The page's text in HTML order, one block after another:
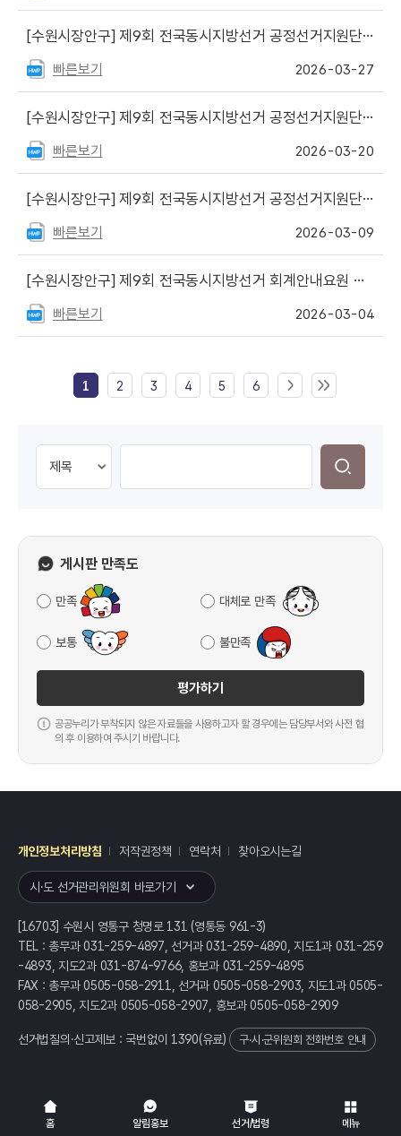
홈 알림홍보 선거/법령 메뉴
[수원시장안구] 제9회 전국동시지방선거 공정선거지원단(선거) 최종합격자 게시
빠른보기 2026-03-27
[수원시장안구] 제9회 전국동시지방선거 공정선거지원단(선거) 서류심사 합격자 명단 게시
빠른보기 2026-03-20
[수원시장안구] 제9회 전국동시지방선거 공정선거지원단 모집
빠른보기 2026-03-09
[수원시장안구] 제9회 전국동시지방선거 회계안내요원 최종 합격자 명단 게시
빠른보기 2026-03-04
1 2 3 4 5 6
게시판 만족도
만족 대체로 만족
보통 불만족
평가하기
공공누리가 부착되지 않은 자료들을 사용하고자 할 경우에는 담당부서와 사전 협
의 후 이용하여 주시기 바랍니다.
개인정보처리방침 저작권정책 연락처 찾아오시는길
시·도 선거관리위원회 바로가기
[16703] 수원시 영통구 청명로 131 (영통동 961-3)
TEL : 총무과 031-259-4897, 선거과 031-259-4890, 지도1과 031-259
-4893, 지도2과 031-874-9766, 홍보과 031-259-4895
FAX : 총무과 0505-058-2911, 선거과 0505-058-2903, 지도1과 0505-
058-2905, 지도2과 0505-058-2907, 홍보과 0505-058-2909
선거법질의·신고제보 : 국번없이 1390(유료) 구·시·군위원회 전화번호 안내